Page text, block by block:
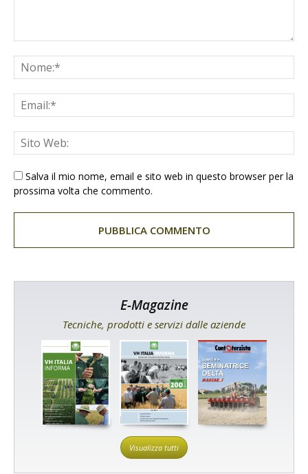
Salva il mio nome, email e sito web in questo browser per la
prossima volta che commento.
E-Magazine
Tecniche, prodotti e servizi dalle aziende
Visualizza tutti